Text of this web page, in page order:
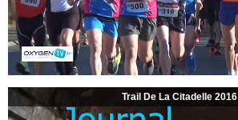
Trail De La Citadelle 2016